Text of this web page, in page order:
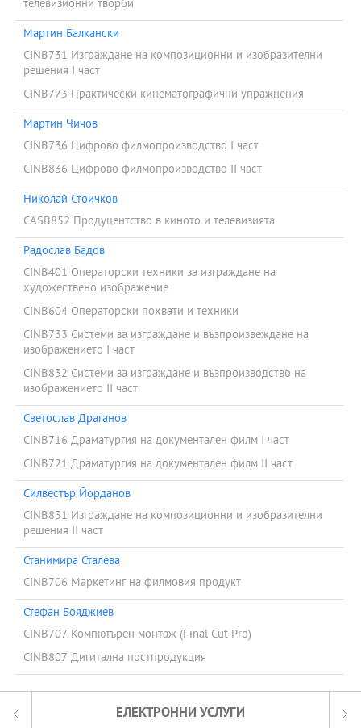
телевизионни творби
Мартин Балкански
CINB731 Изграждане на композиционни и изобразителни
решения І част
CINB773 Практически кинематографични упражнения
Мартин Чичов
CINB736 Цифрово филмопроизводство І част
CINB836 Цифрово филмопроизводство ІІ част
Николай Стоичков
CASB852 Продуцентство в киното и телевизията
Радослав Бадов
CINB401 Операторски техники за изграждане на
художествено изображение
CINB604 Операторски похвати и техники
CINB733 Системи за изграждане и възпроизвеждане на
изображението І част
CINB832 Системи за изграждане и възпроизводство на
изображението ІІ част
Светослав Драганов
CINB716 Драматургия на документален филм І част
CINB721 Драматургия на документален филм ІІ част
Силвестър Йорданов
CINB831 Изграждане на композиционни и изобразителни
решения ІІ част
Станимира Сталева
CINB706 Маркетинг на филмовия продукт
Стефан Бояджиев
CINB707 Компютърен монтаж (Final Cut Pro)
CINB807 Дигитална постпродукция
ЕЛЕКТРОННИ УСЛУГИ